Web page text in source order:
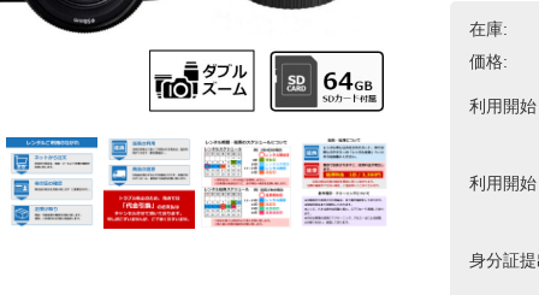
在庫:
価格:
利用開
利用開
身分証